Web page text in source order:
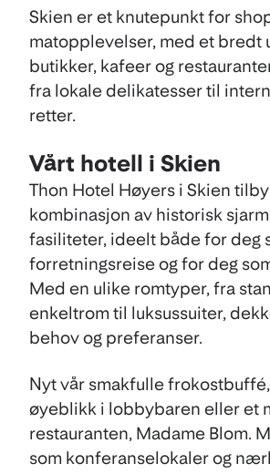
Skien er et knutepunkt for
matopplevelser, med et bredt
butikker, kafeer og
fra lokale delikatesser til
retter.
Vårt hotell i Skien
Thon Hotel Høyers i Skien
kombinasjon av historisk
fasiliteter, ideelt både for deg
forretningsreise og for deg
Med en ulike romtyper, fra
enkeltrom til luksussuiter,
behov og preferanser.
Nyt vår smakfulle
øyeblikk i lobbybaren eller et
restauranten, Madame Blom.
som konferanselokaler og